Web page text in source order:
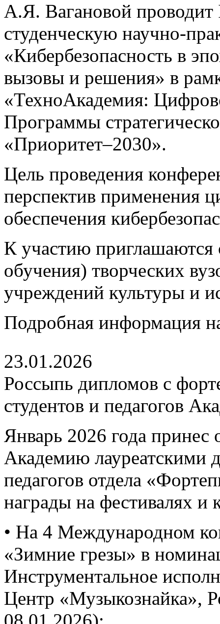
А.Я. Вагановой
студенческую научно-
«Кибербезопасность в
вызовы и решения» в
«ТехноАкадемия:
Программы
«Приоритет–2030».
Цель проведения
перспектив применения
обеспечения
К участию приглашаются
обучения) творческих
учреждений культуры и
Подробная информация
23.01.2026
Россыпь дипломов с
студентов и педагогов
Январь 2026 года принес
Академию лауреатскими
педагогов отдела
награды на фестивалях и
• На 4 Международном
«Зимние грезы» в
Инструментальное
Центр «Музыкознайка»,